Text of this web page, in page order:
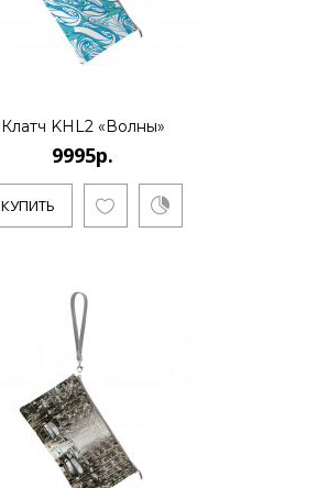
КУПИТЬ
9995р.
..
9995р.
Санкт-Петербургский художник и
бизнесмен Алексей Сергиенко работает
Клатч KHL2 «Волны»
9995р.
КУПИТЬ